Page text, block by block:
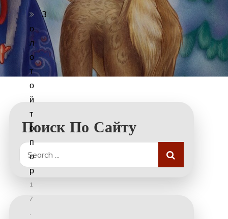
Поиск По Сайту
Search
for:
З
о
л
о
т
о
й
т
о
п
о
р
1
7
.